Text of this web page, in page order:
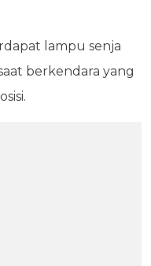
lampu senja
berkendara yang